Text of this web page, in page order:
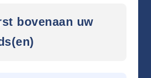
bovenaan uw